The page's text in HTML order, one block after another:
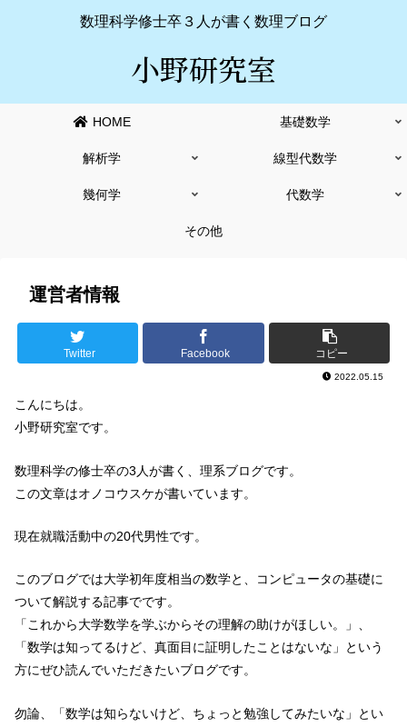
数理科学修士卒３人が書く数理ブログ
小野研究室
HOME 基礎数学
解析学 線型代数学
幾何学 代数学
その他
運営者情報
Twitter Facebook コピー
2022.05.15
こんにちは。
小野研究室です。
数理科学の修士卒の3人が書く、理系ブログです。
この文章はオノコウスケが書いています。
現在就職活動中の20代男性です。
このブログでは大学初年度相当の数学と、コンピュータの基礎に
ついて解説する記事でです。
「これから大学数学を学ぶからその理解の助けがほしい。」、
「数学は知ってるけど、真面目に証明したことはないな」という
方にぜひ読んでいただきたいブログです。
勿論、「数学は知らないけど、ちょっと勉強してみたいな」とい